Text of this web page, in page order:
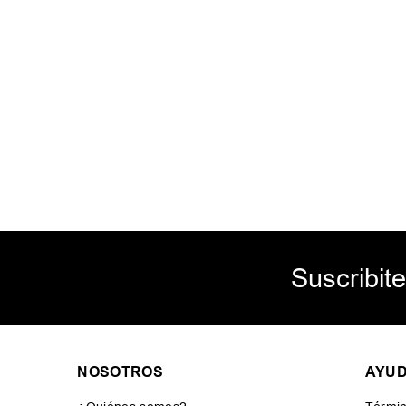
NOSOTROS